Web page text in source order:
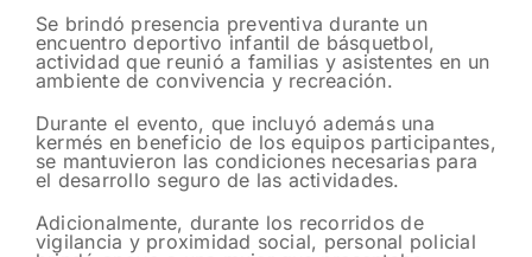
Se brindó presencia preventiva durante un
encuentro deportivo infantil de básquetbol,
actividad que reunió a familias y asistentes en un
ambiente de convivencia y recreación.
Durante el evento, que incluyó además una
kermés en beneficio de los equipos participantes,
se mantuvieron las condiciones necesarias para
el desarrollo seguro de las actividades.
Adicionalmente, durante los recorridos de
vigilancia y proximidad social, personal policial